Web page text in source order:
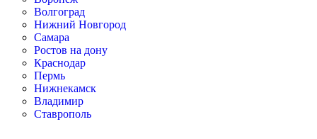
Волгоград
Нижний Новгород
Самара
Ростов на дону
Краснодар
Пермь
Нижнекамск
Владимир
Ставрополь